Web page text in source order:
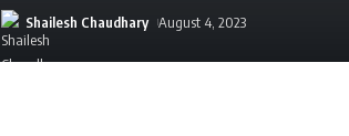
Shailesh Chaudhary August 4, 2023